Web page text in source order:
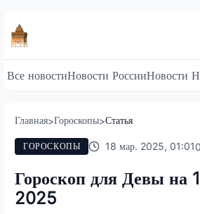
Все новостиНовости РоссииНовости
Главная>Гороскопы>Статья
ГОРОСКОПЫ 18 мар. 2025, 01:010
Гороскоп для Девы на
2025